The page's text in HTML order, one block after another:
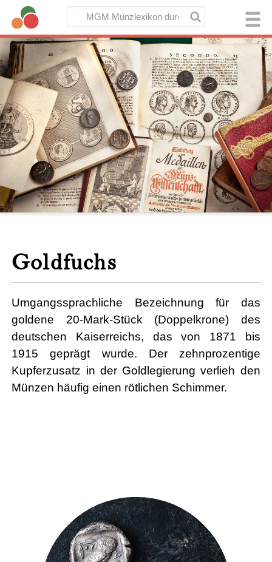
Goldfuchs
Umgangssprachliche Bezeichnung für das
goldene 20-Mark-Stück (Doppelkrone) des
deutschen Kaiserreichs, das von 1871 bis
1915 geprägt wurde. Der zehnprozentige
Kupferzusatz in der Goldlegierung verlieh den
Münzen häufig einen rötlichen Schimmer.